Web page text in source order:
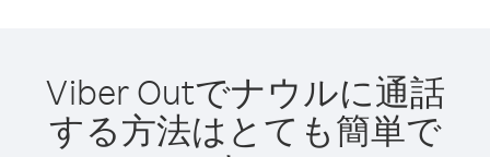
Viber Outでナウルに通話
する方法はとても簡単で